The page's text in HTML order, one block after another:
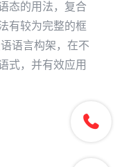
态的用法，复合
有较为完整的框
语言构架，在不
式，并有效应用
